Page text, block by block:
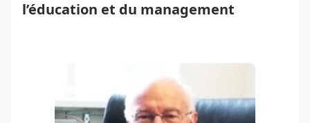
l’éducation et du management